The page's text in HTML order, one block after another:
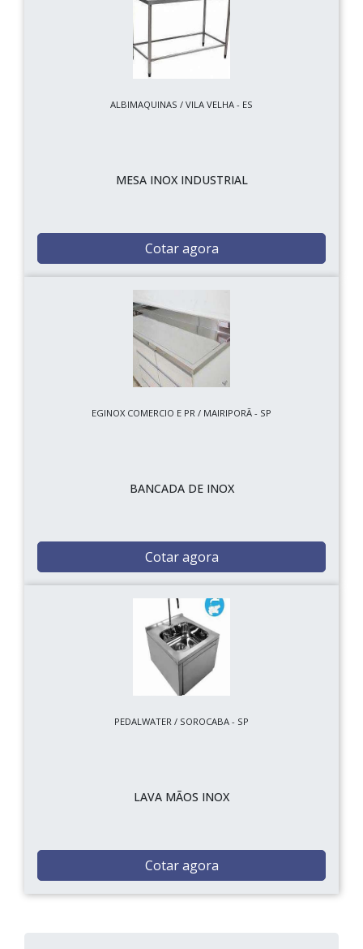
ALBIMAQUINAS / VILA VELHA - ES
MESA INOX INDUSTRIAL
Cotar agora
EGINOX COMERCIO E PR / MAIRIPORÃ - SP
BANCADA DE INOX
Cotar agora
PEDALWATER / SOROCABA - SP
LAVA MÃOS INOX
Cotar agora